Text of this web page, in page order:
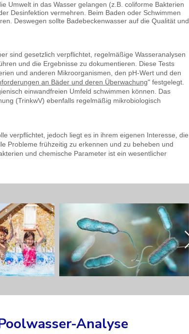
Umwelt in das Wasser gelangen (z.B. coliforme Bakterien
Desinfektion vermehren. Beim Baden oder Schwimmen
Deswegen sollte Badebeckenwasser auf die Qualität und
sind gesetzlich verpflichtet, regelmäßige Wasseranalysen
und die Ergebnisse zu dokumentieren. Diese Tests
und anderen Mikroorganismen, den pH-Wert und den
an Bäder und deren Überwachung" festgelegt.
einwandfreien Umfeld schwimmen können. Das
(TrinkwV) ebenfalls regelmäßig mikrobiologisch
verpflichtet, jedoch liegt es in ihrem eigenen Interesse, die
Probleme frühzeitig zu erkennen und zu beheben und
und chemische Parameter ist ein wesentlicher
Analyse​